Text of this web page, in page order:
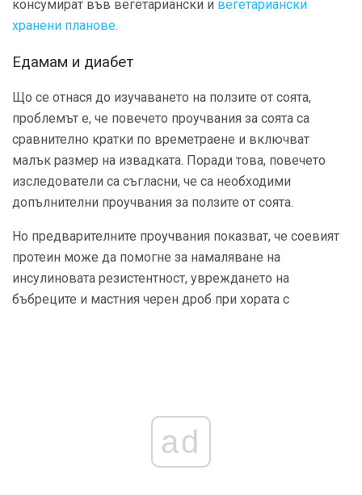
консумират във вегетариански и вегетариански
хранени планове.
Едамам и диабет
Що се отнася до изучаването на ползите от соята,
проблемът е, че повечето проучвания за соята са
сравнително кратки по времетраене и включват
малък размер на извадката. Поради това, повечето
изследователи са съгласни, че са необходими
допълнителни проучвания за ползите от соята.
Но предварителните проучвания показват, че соевият
протеин може да помогне за намаляване на
инсулиновата резистентност, увреждането на
бъбреците и мастния черен дроб при хората с
ad